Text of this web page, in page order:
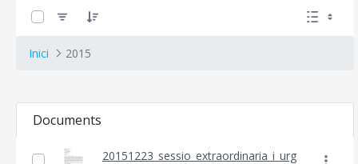
Inici 2015
Documents
20151223_sessio_extraordinaria_i_urg